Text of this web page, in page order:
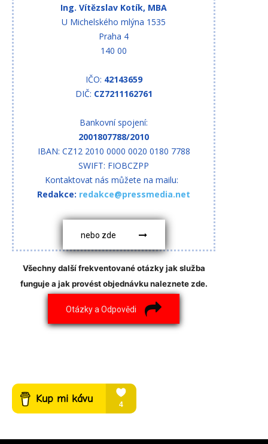
Ing. Vítězslav Kotík, MBA
U Michelského mlýna 1535
Praha 4
140 00
IČO: 42143659
DIČ: CZ7211162761
Bankovní spojení:
2001807788/2010
IBAN: CZ12 2010 0000 0020 0180 7788
SWIFT: FIOBCZPP
Kontaktovat nás můžete na mailu:
Redakce: redakce@pressmedia.net
nebo zde
Všechny další frekventované otázky jak služba
funguje a jak provést objednávku naleznete zde.
Otázky a Odpovědi